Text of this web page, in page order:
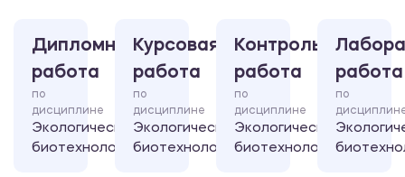
Дипломная
работа
по
дисциплине
Экологическая
биотехнология
Курсовая
работа
по
дисциплине
Экологическая
биотехнология
Контрольная
работа
по
дисциплине
Экологическая
биотехнология
работа
по